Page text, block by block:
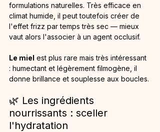
formulations naturelles. Très efficace en
climat humide, il peut toutefois créer de
l'effet frizz par temps très sec — mieux
vaut alors l'associer à un agent occlusif.
Le miel est plus rare mais très intéressant
: humectant et légèrement filmogène, il
donne brillance et souplesse aux boucles.
🌿 Les ingrédients
nourrissants : sceller
l'hydratation